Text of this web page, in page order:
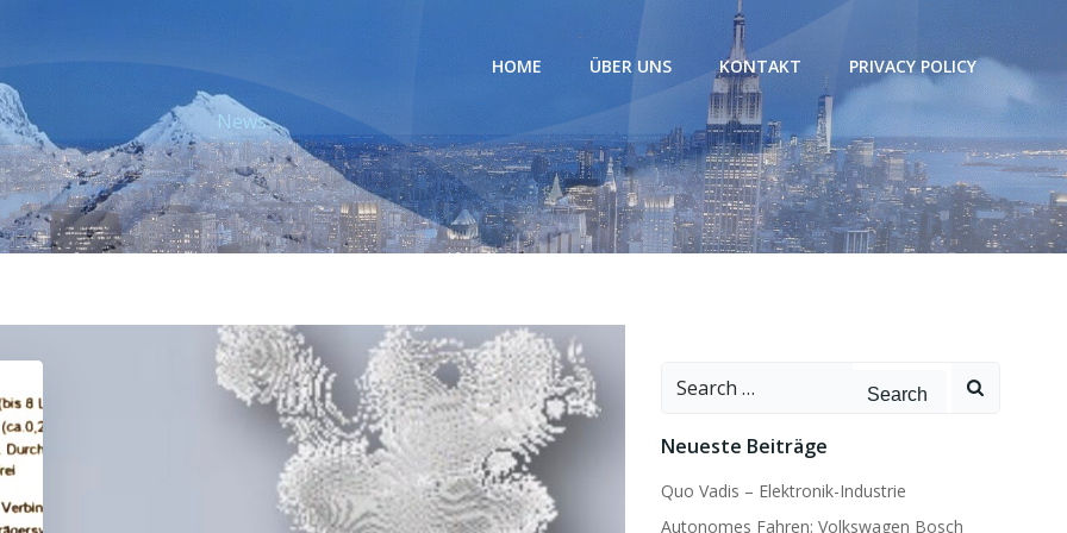
HOME ÜBER UNS KONTAKT PRIVACY POLICY
News
Search
Neueste Beiträge
Quo Vadis – Elektronik-Industrie
Autonomes Fahren: Volkswagen Bosch